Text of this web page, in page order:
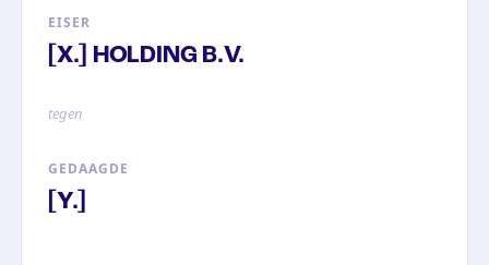
EISER
[X.] HOLDING B.V.
tegen
GEDAAGDE
[Y.]